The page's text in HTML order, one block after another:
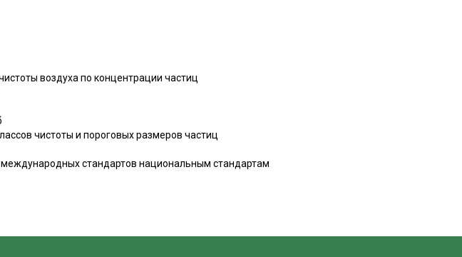
воздуха по концентрации частиц
чистоты и пороговых размеров частиц
стандартов национальным стандартам